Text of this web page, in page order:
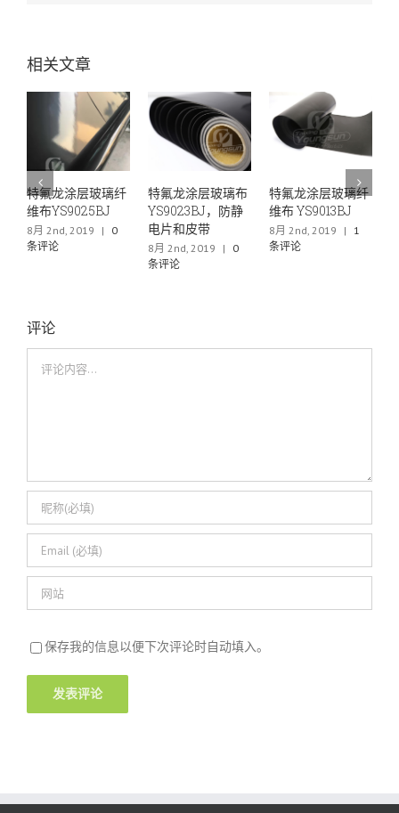
相关文章
纤
特氟龙涂层玻璃布
YS9023BJ，防静
电片和皮带
8月 2nd, 2019
特氟龙涂层玻璃纤
维布 YS9013BJ
8月 2nd, 2019
条评论
特氟龙薄膜层压网
布YS6040
6月 29th, 2019
条评论
评论
保存我的信息以便下次评论时自动填入。